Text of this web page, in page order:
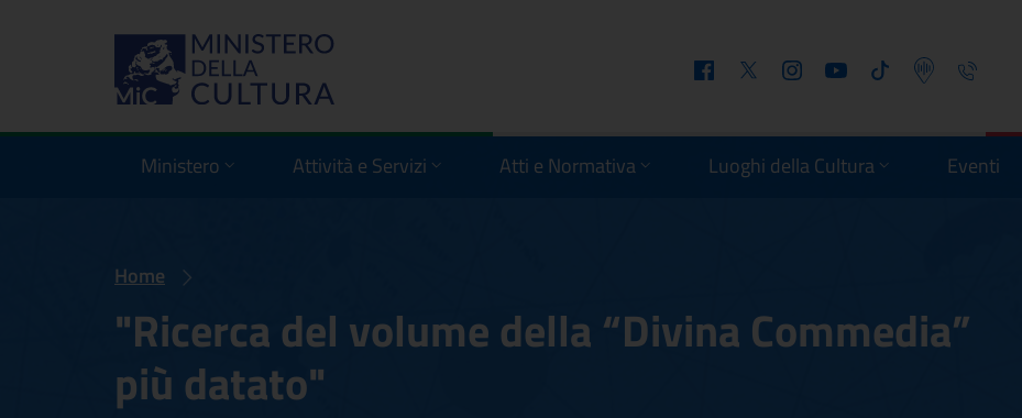
FacebookTwitter InstagramYoutube Tiktok Podcast Telefono
Ministero Attività e Servizi Atti e Normativa Luoghi della Cultura Eventi
Home
"Ricerca del volume della “Divina Commedia”
più datato"